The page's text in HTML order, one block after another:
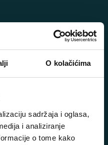
O kolačićima
sadržaja i oglasa,
i analiziranje
o tome kako